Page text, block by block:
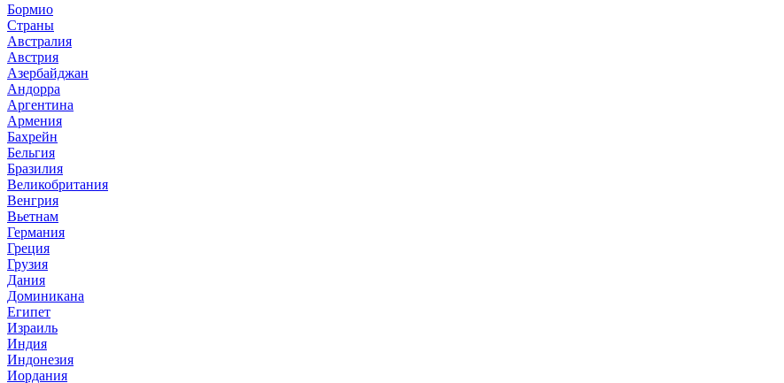
Бормио
Страны
Австралия
Австрия
Азербайджан
Андорра
Аргентина
Армения
Бахрейн
Бельгия
Бразилия
Великобритания
Венгрия
Вьетнам
Германия
Греция
Грузия
Дания
Доминикана
Египет
Израиль
Индия
Индонезия
Иордания